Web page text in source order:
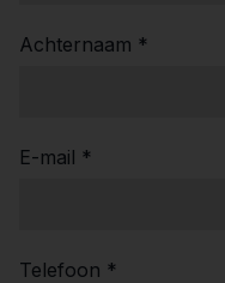
Achternaam *
E-mail *
Telefoon *